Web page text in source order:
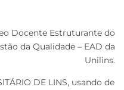
Docente Estruturante do
da Qualidade – EAD da
Unilins.
DE LINS, usando de